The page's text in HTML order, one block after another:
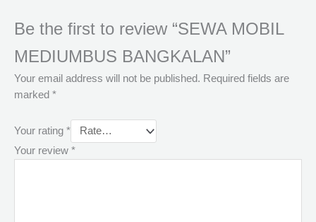
Be the first to review “SEWA MOBIL
MEDIUMBUS BANGKALAN”
Your email address will not be published. Required fields are
marked *
Your rating *
Your review *